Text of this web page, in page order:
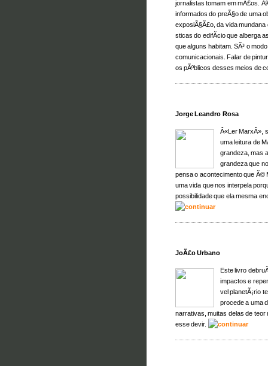
jornalistas tomam em mÃ£os.
informados do preÃ§o de uma
exposiÃ§Ã£o, da vida
sticas do edifÃ­cio que alberga
que alguns habitam. SÃ³ o
comunicacionais. Falar de
os pÃºblicos desses meios de
Jorge Leandro Rosa
Â«Ler MarxÂ»,
uma leitura de
grandeza, mas
grandeza que
pensa o acontecimento que Ã©
uma vida que nos interpela
possibilidade que ela mesma
JoÃ£o Urbano
Este livro
impactos e
vel planetÃ¡rio
procede a uma
narrativas, muitas delas de teor
esse devir.